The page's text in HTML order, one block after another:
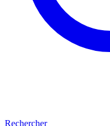
Rechercher